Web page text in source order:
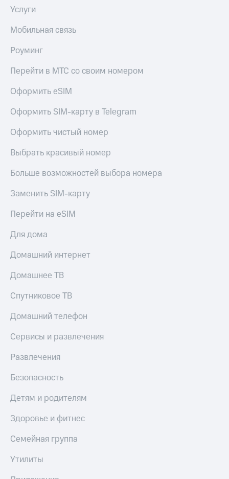
Услуги
Мобильная связь
Роуминг
Перейти в МТС со своим номером
Оформить eSIM
Оформить SIM-карту в Telegram
Оформить чистый номер
Выбрать красивый номер
Больше возможностей выбора номера
Заменить SIM-карту
Перейти на eSIM
Для дома
Домашний интернет
Домашнее ТВ
Спутниковое ТВ
Домашний телефон
Сервисы и развлечения
Развлечения
Безопасность
Детям и родителям
Здоровье и фитнес
Семейная группа
Утилиты